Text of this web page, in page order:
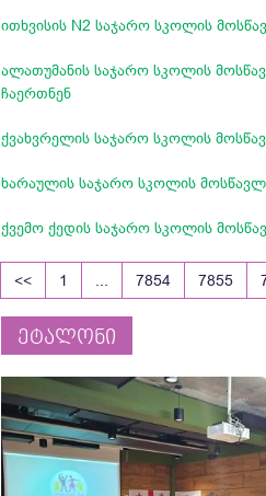
ითხვისის N2 საჯარო სკოლის
ალათუმანის საჯარო სკოლის
ჩაერთნენ
ქვახვრელის საჯარო სკოლის
ხარაულის საჯარო სკოლის
ქვემო ქედის საჯარო სკოლის
<< 1 7854 7855
ეტალონი